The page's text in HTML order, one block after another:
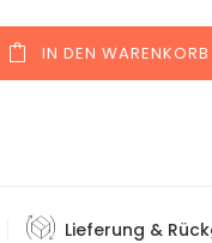
IN DEN WARENKORB
Lieferung &